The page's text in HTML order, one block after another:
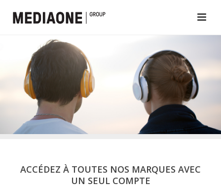
ACCÉDEZ À TOUTES NOS MARQUES AVEC
UN SEUL COMPTE